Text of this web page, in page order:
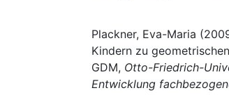
Plackner, Eva-Maria
Kindern zu
GDM, Otto-Friedrich-
Entwicklung